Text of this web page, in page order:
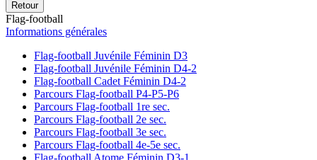
Retour
Flag-football
Informations générales
Flag-football Juvénile Féminin D3
Flag-football Juvénile Féminin D4-2
Flag-football Cadet Féminin D4-2
Parcours Flag-football P4-P5-P6
Parcours Flag-football 1re sec.
Parcours Flag-football 2e sec.
Parcours Flag-football 3e sec.
Parcours Flag-football 4e-5e sec.
Flag-football Atome Féminin D3-1